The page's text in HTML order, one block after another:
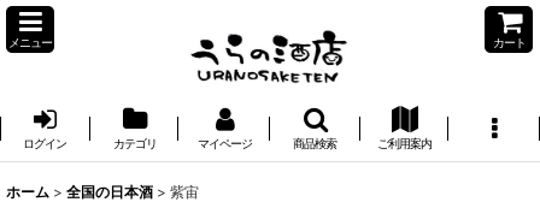
メニュー カート
ログイン カテゴリ マイページ 商品検索 ご利用案内
ホーム > 全国の日本酒 > 紫宙